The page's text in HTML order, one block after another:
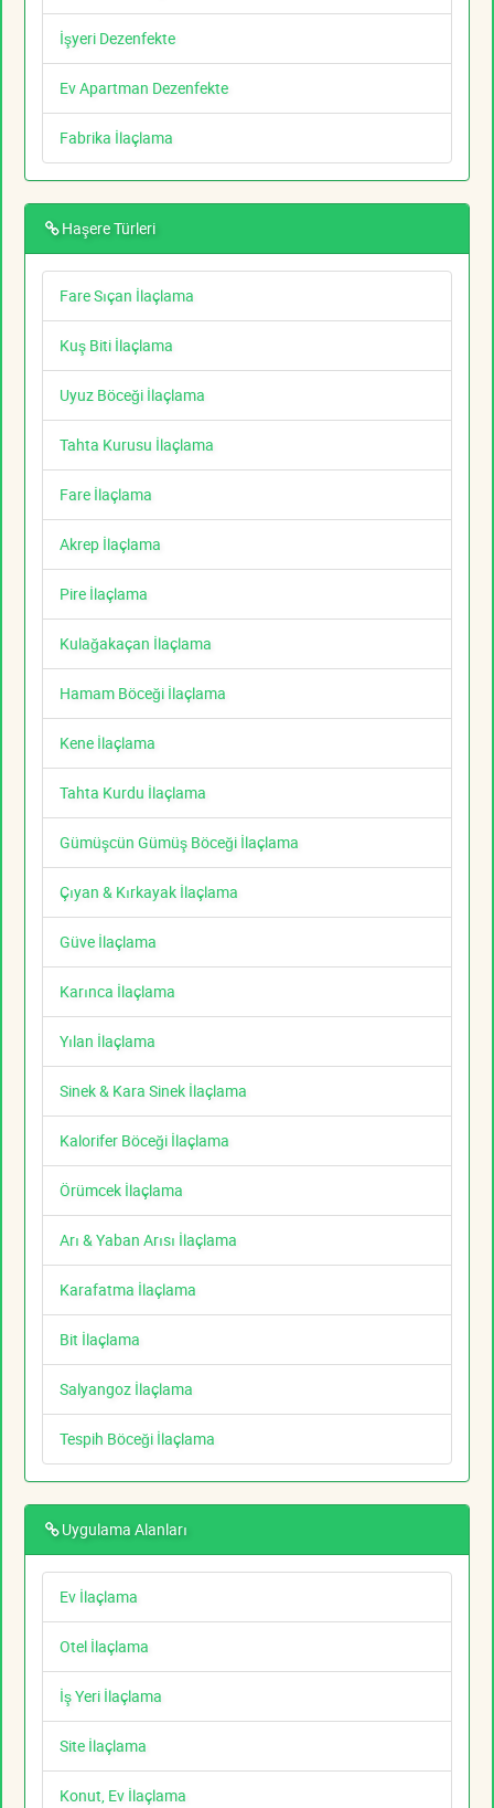
İşyeri Dezenfekte
Ev Apartman Dezenfekte
Fabrika İlaçlama
Haşere Türleri
Fare Sıçan İlaçlama
Kuş Biti İlaçlama
Uyuz Böceği İlaçlama
Tahta Kurusu İlaçlama
Fare İlaçlama
Akrep İlaçlama
Pire İlaçlama
Kulağakaçan İlaçlama
Hamam Böceği İlaçlama
Kene İlaçlama
Tahta Kurdu İlaçlama
Gümüşcün Gümüş Böceği İlaçlama
Çıyan & Kırkayak İlaçlama
Güve İlaçlama
Karınca İlaçlama
Yılan İlaçlama
Sinek & Kara Sinek İlaçlama
Kalorifer Böceği İlaçlama
Örümcek İlaçlama
Arı & Yaban Arısı İlaçlama
Karafatma İlaçlama
Bit İlaçlama
Salyangoz İlaçlama
Tespih Böceği İlaçlama
Uygulama Alanları
Ev İlaçlama
Otel İlaçlama
İş Yeri İlaçlama
Site İlaçlama
Konut, Ev İlaçlama